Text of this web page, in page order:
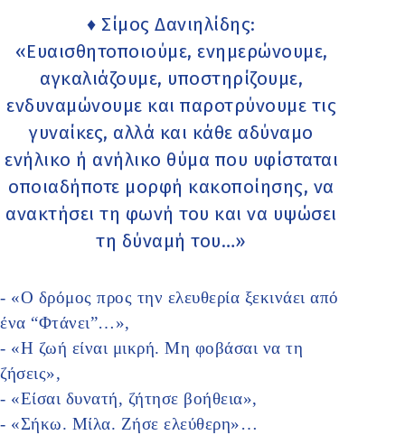
♦ Σίμος Δανιηλίδης:
«Ευαισθητοποιούµε, ενηµερώνουµε,
αγκαλιάζουµε, υποστηρίζουµε,
ενδυναµώνουµε και παροτρύνουµε τις
γυναίκες, αλλά και κάθε αδύναµο
ενήλικο ή ανήλικο θύµα που υφίσταται
οποιαδήποτε μορφή κακοποίησης, να
ανακτήσει τη φωνή του και να υψώσει
τη δύναµή του…»
- «Ο δρόμος προς την ελευθερία ξεκινάει από
ένα “Φτάνει”…»,
- «Η ζωή είναι μικρή. Μη φοβάσαι να τη
ζήσεις»,
- «Είσαι δυνατή, ζήτησε βοήθεια»,
- «Σήκω. Μίλα. Ζήσε ελεύθερη»…